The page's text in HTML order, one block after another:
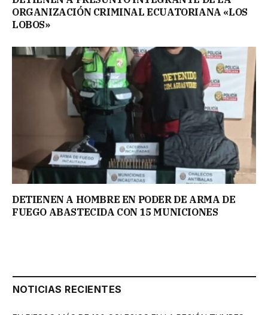
ORGANIZACIÓN CRIMINAL ECUATORIANA «LOS
LOBOS»
DETIENEN A HOMBRE EN PODER DE ARMA DE
FUEGO ABASTECIDA CON 15 MUNICIONES
NOTICIAS RECIENTES